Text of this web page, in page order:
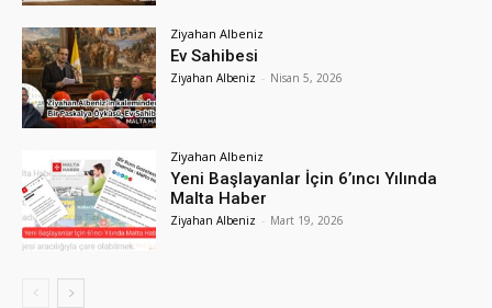
Ziyahan Albeniz
Ev Sahibesi
Ziyahan Albeniz - Nisan 5, 2026
Ziyahan Albeniz
Yeni Başlayanlar İçin 6’ıncı Yılında
Malta Haber
Ziyahan Albeniz - Mart 19, 2026